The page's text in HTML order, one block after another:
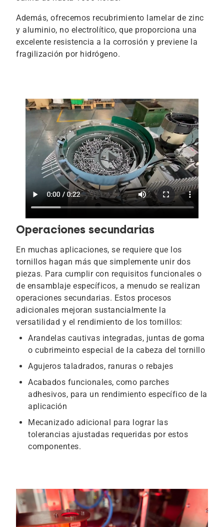
Además, ofrecemos recubrimiento lamelar de zinc
y aluminio, no electrolítico, que proporciona una
excelente resistencia a la corrosión y previene la
fragilización por hidrógeno.
play_circle
Operaciones secundarias
En muchas aplicaciones, se requiere que los
tornillos hagan más que simplemente unir dos
piezas. Para cumplir con requisitos funcionales o
de ensamblaje específicos, a menudo se realizan
operaciones secundarias. Estos procesos
adicionales mejoran sustancialmente la
versatilidad y el rendimiento de los tornillos:
Arandelas cautivas integradas, juntas de goma
o cubrimeinto especial de la cabeza del tornillo
Agujeros taladrados, ranuras o rebajes
Acabados funcionales, como parches
adhesivos, para un rendimiento específico de la
aplicación
Mecanizado adicional para lograr las
tolerancias ajustadas requeridas por estos
componentes.